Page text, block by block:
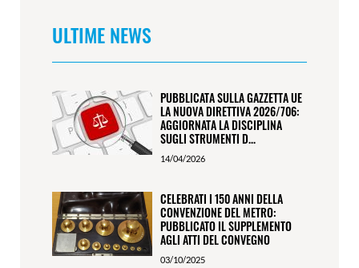
ULTIME NEWS
PUBBLICATA SULLA GAZZETTA UE
LA NUOVA DIRETTIVA 2026/706:
AGGIORNATA LA DISCIPLINA
SUGLI STRUMENTI D...
14/04/2026
CELEBRATI I 150 ANNI DELLA
CONVENZIONE DEL METRO:
PUBBLICATO IL SUPPLEMENTO
AGLI ATTI DEL CONVEGNO
03/10/2025